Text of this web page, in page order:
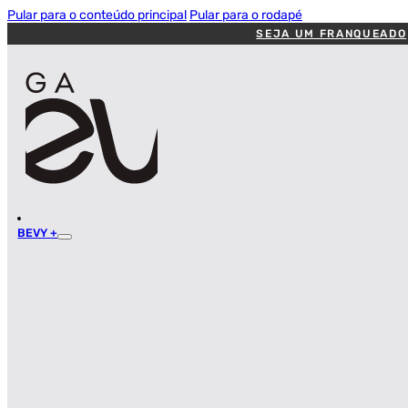
Pular para o conteúdo principal Pular para o rodapé
SEJA UM FRANQUEADO
BEVY +